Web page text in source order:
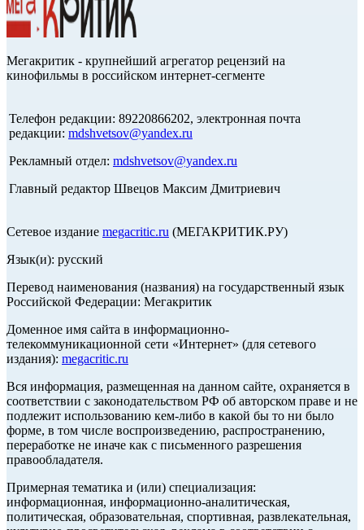
Мегакритик - крупнейший агрегатор рецензий на
кинофильмы в российском интернет-сегменте
Телефон редакции: 89220866202, электронная почта
редакции: mdshvetsov@yandex.ru
Рекламный отдел: mdshvetsov@yandex.ru
Главный редактор Швецов Максим Дмитриевич
Сетевое издание megacritic.ru (МЕГАКРИТИК.РУ)
Язык(и): русский
Перевод наименования (названия) на государственный язык
Российской Федерации: Мегакритик
Доменное имя сайта в информационно-
телекоммуникационной сети «Интернет» (для сетевого
издания): megacritic.ru
Вся информация, размещенная на данном сайте, охраняется в
соответствии с законодательством РФ об авторском праве и не
подлежит использованию кем-либо в какой бы то ни было
форме, в том числе воспроизведению, распространению,
переработке не иначе как с письменного разрешения
правообладателя.
Примерная тематика и (или) специализация:
информационная, информационно-аналитическая,
политическая, образовательная, спортивная, развлекательная,